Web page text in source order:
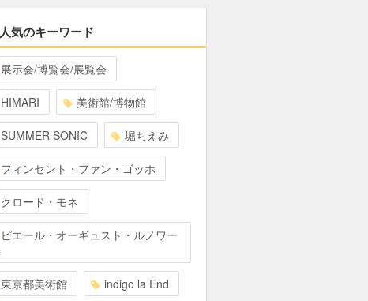
人気のキーワード
展示会/博覧会/展覧会
HIMARI 美術館/博物館
SUMMER SONIC 堀ちえみ
フィンセント・ファン・ゴッホ
クロード・モネ
ピエール・オーギュスト・ルノワー
東京都美術館 indigo la End